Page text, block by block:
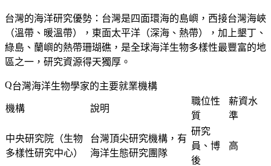
台灣的海洋研究優勢 ：台灣是四面環海的島嶼，西接台灣海峽
（溫帶、暖溫帶），東面太平洋（深海、熱帶），加上墾丁、
綠島、蘭嶼的熱帶珊瑚礁，是全球海洋生物多樣性最豐富的地
區之一，研究資源得天獨厚。
台灣海洋生物學家的主要就業機構
機構 說明
職位性
質
薪資水
準
中央研究院（生物
多樣性研究中心）
台灣頂尖研究機構，有
海洋生態研究團隊
研究
員、博
後
高